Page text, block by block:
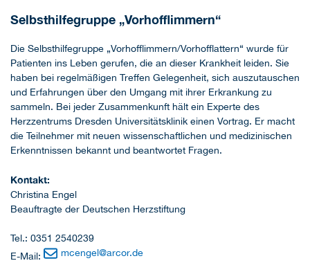
Selbsthilfegruppe „Vorhofflimmern“
Die Selbsthilfegruppe „Vorhofflimmern/Vorhofflattern“ wurde für
Patienten ins Leben gerufen, die an dieser Krankheit leiden. Sie
haben bei regelmäßigen Treffen Gelegenheit, sich auszutauschen
und Erfahrungen über den Umgang mit ihrer Erkrankung zu
sammeln. Bei jeder Zusammenkunft hält ein Experte des
Herzzentrums Dresden Universitätsklinik einen Vortrag. Er macht
die Teilnehmer mit neuen wissenschaftlichen und medizinischen
Erkenntnissen bekannt und beantwortet Fragen.
Kontakt:
Christina Engel
Beauftragte der Deutschen Herzstiftung
Tel.: 0351 2540239
E-Mail:
mcengel@arcor.de